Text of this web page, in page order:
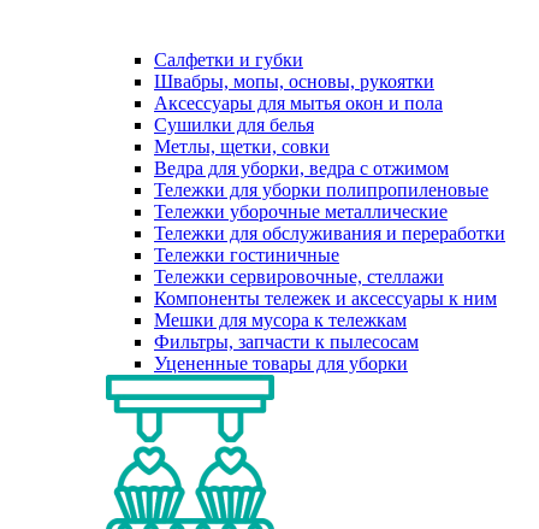
Салфетки и губки
Швабры, мопы, основы, рукоятки
Аксессуары для мытья окон и пола
Сушилки для белья
Метлы, щетки, совки
Ведра для уборки, ведра с отжимом
Тележки для уборки полипропиленовые
Тележки уборочные металлические
Тележки для обслуживания и переработки
Тележки гостиничные
Тележки сервировочные, стеллажи
Компоненты тележек и аксессуары к ним
Мешки для мусора к тележкам
Фильтры, запчасти к пылесосам
Уцененные товары для уборки